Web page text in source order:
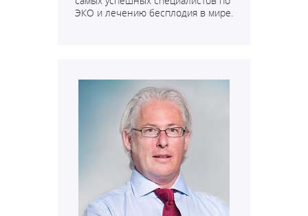
ЭКО и лечению бесплодия в мире.